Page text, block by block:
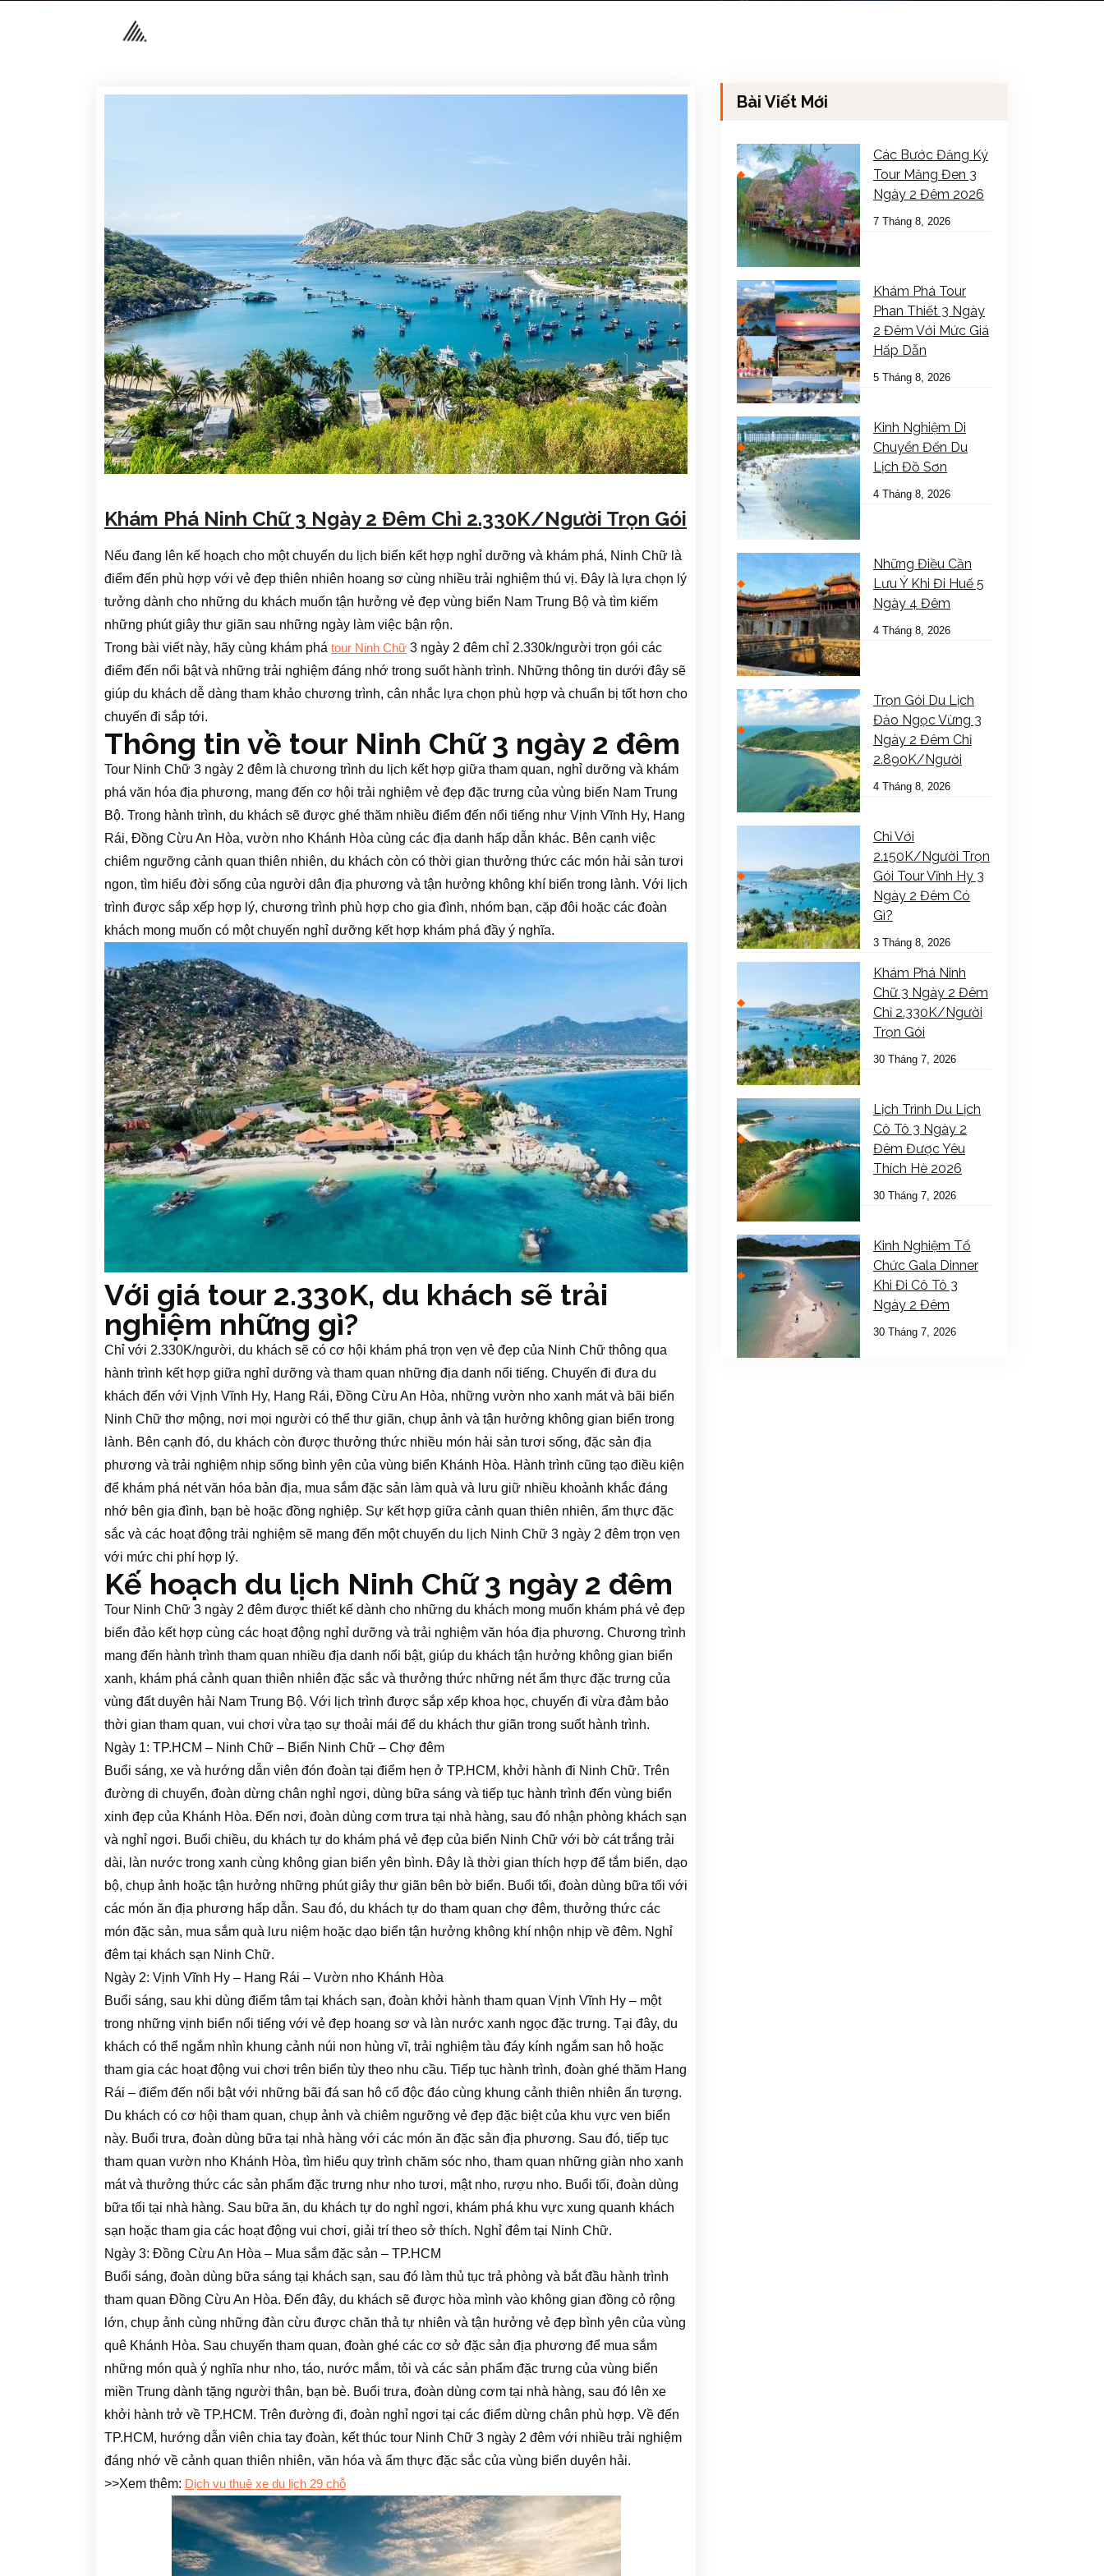
Khám Phá Ninh Chữ 3 Ngày 2 Đêm Chỉ 2.330K/Người Trọn Gói
Nếu đang lên kế hoạch cho một chuyến du lịch biển kết hợp nghỉ dưỡng và khám phá, Ninh Chữ là
điểm đến phù hợp với vẻ đẹp thiên nhiên hoang sơ cùng nhiều trải nghiệm thú vị. Đây là lựa chọn lý
tưởng dành cho những du khách muốn tận hưởng vẻ đẹp vùng biển Nam Trung Bộ và tìm kiếm
những phút giây thư giãn sau những ngày làm việc bận rộn.
Trong bài viết này, hãy cùng khám phá tour Ninh Chữ 3 ngày 2 đêm chỉ 2.330k/người trọn gói các
điểm đến nổi bật và những trải nghiệm đáng nhớ trong suốt hành trình. Những thông tin dưới đây sẽ
giúp du khách dễ dàng tham khảo chương trình, cân nhắc lựa chọn phù hợp và chuẩn bị tốt hơn cho
chuyến đi sắp tới.
Thông tin về tour Ninh Chữ 3 ngày 2 đêm
Tour Ninh Chữ 3 ngày 2 đêm là chương trình du lịch kết hợp giữa tham quan, nghỉ dưỡng và khám
phá văn hóa địa phương, mang đến cơ hội trải nghiệm vẻ đẹp đặc trưng của vùng biển Nam Trung
Bộ. Trong hành trình, du khách sẽ được ghé thăm nhiều điểm đến nổi tiếng như Vịnh Vĩnh Hy, Hang
Rái, Đồng Cừu An Hòa, vườn nho Khánh Hòa cùng các địa danh hấp dẫn khác. Bên cạnh việc
chiêm ngưỡng cảnh quan thiên nhiên, du khách còn có thời gian thưởng thức các món hải sản tươi
ngon, tìm hiểu đời sống của người dân địa phương và tận hưởng không khí biển trong lành. Với lịch
trình được sắp xếp hợp lý, chương trình phù hợp cho gia đình, nhóm bạn, cặp đôi hoặc các đoàn
khách mong muốn có một chuyến nghỉ dưỡng kết hợp khám phá đầy ý nghĩa.
Với giá tour 2.330K, du khách sẽ trải
nghiệm những gì?
Chỉ với 2.330K/người, du khách sẽ có cơ hội khám phá trọn vẹn vẻ đẹp của Ninh Chữ thông qua
hành trình kết hợp giữa nghỉ dưỡng và tham quan những địa danh nổi tiếng. Chuyến đi đưa du
khách đến với Vịnh Vĩnh Hy, Hang Rái, Đồng Cừu An Hòa, những vườn nho xanh mát và bãi biển
Ninh Chữ thơ mộng, nơi mọi người có thể thư giãn, chụp ảnh và tận hưởng không gian biển trong
lành. Bên cạnh đó, du khách còn được thưởng thức nhiều món hải sản tươi sống, đặc sản địa
phương và trải nghiệm nhịp sống bình yên của vùng biển Khánh Hòa. Hành trình cũng tạo điều kiện
để khám phá nét văn hóa bản địa, mua sắm đặc sản làm quà và lưu giữ nhiều khoảnh khắc đáng
nhớ bên gia đình, bạn bè hoặc đồng nghiệp. Sự kết hợp giữa cảnh quan thiên nhiên, ẩm thực đặc
sắc và các hoạt động trải nghiệm sẽ mang đến một chuyến du lịch Ninh Chữ 3 ngày 2 đêm trọn vẹn
với mức chi phí hợp lý.
Kế hoạch du lịch Ninh Chữ 3 ngày 2 đêm
Tour Ninh Chữ 3 ngày 2 đêm được thiết kế dành cho những du khách mong muốn khám phá vẻ đẹp
biển đảo kết hợp cùng các hoạt động nghỉ dưỡng và trải nghiệm văn hóa địa phương. Chương trình
mang đến hành trình tham quan nhiều địa danh nổi bật, giúp du khách tận hưởng không gian biển
xanh, khám phá cảnh quan thiên nhiên đặc sắc và thưởng thức những nét ẩm thực đặc trưng của
vùng đất duyên hải Nam Trung Bộ. Với lịch trình được sắp xếp khoa học, chuyến đi vừa đảm bảo
thời gian tham quan, vui chơi vừa tạo sự thoải mái để du khách thư giãn trong suốt hành trình.
Ngày 1: TP.HCM – Ninh Chữ – Biển Ninh Chữ – Chợ đêm
Buổi sáng, xe và hướng dẫn viên đón đoàn tại điểm hẹn ở TP.HCM, khởi hành đi Ninh Chữ. Trên
đường di chuyển, đoàn dừng chân nghỉ ngơi, dùng bữa sáng và tiếp tục hành trình đến vùng biển
xinh đẹp của Khánh Hòa. Đến nơi, đoàn dùng cơm trưa tại nhà hàng, sau đó nhận phòng khách sạn
và nghỉ ngơi. Buổi chiều, du khách tự do khám phá vẻ đẹp của biển Ninh Chữ với bờ cát trắng trải
dài, làn nước trong xanh cùng không gian biển yên bình. Đây là thời gian thích hợp để tắm biển, dạo
bộ, chụp ảnh hoặc tận hưởng những phút giây thư giãn bên bờ biển. Buổi tối, đoàn dùng bữa tối với
các món ăn địa phương hấp dẫn. Sau đó, du khách tự do tham quan chợ đêm, thưởng thức các
món đặc sản, mua sắm quà lưu niệm hoặc dạo biển tận hưởng không khí nhộn nhịp về đêm. Nghỉ
đêm tại khách sạn Ninh Chữ.
Ngày 2: Vịnh Vĩnh Hy – Hang Rái – Vườn nho Khánh Hòa
Buổi sáng, sau khi dùng điểm tâm tại khách sạn, đoàn khởi hành tham quan Vịnh Vĩnh Hy – một
trong những vịnh biển nổi tiếng với vẻ đẹp hoang sơ và làn nước xanh ngọc đặc trưng. Tại đây, du
khách có thể ngắm nhìn khung cảnh núi non hùng vĩ, trải nghiệm tàu đáy kính ngắm san hô hoặc
tham gia các hoạt động vui chơi trên biển tùy theo nhu cầu. Tiếp tục hành trình, đoàn ghé thăm Hang
Rái – điểm đến nổi bật với những bãi đá san hô cổ độc đáo cùng khung cảnh thiên nhiên ấn tượng.
Du khách có cơ hội tham quan, chụp ảnh và chiêm ngưỡng vẻ đẹp đặc biệt của khu vực ven biển
này. Buổi trưa, đoàn dùng bữa tại nhà hàng với các món ăn đặc sản địa phương. Sau đó, tiếp tục
tham quan vườn nho Khánh Hòa, tìm hiểu quy trình chăm sóc nho, tham quan những giàn nho xanh
mát và thưởng thức các sản phẩm đặc trưng như nho tươi, mật nho, rượu nho. Buổi tối, đoàn dùng
bữa tối tại nhà hàng. Sau bữa ăn, du khách tự do nghỉ ngơi, khám phá khu vực xung quanh khách
sạn hoặc tham gia các hoạt động vui chơi, giải trí theo sở thích. Nghỉ đêm tại Ninh Chữ.
Ngày 3: Đồng Cừu An Hòa – Mua sắm đặc sản – TP.HCM
Buổi sáng, đoàn dùng bữa sáng tại khách sạn, sau đó làm thủ tục trả phòng và bắt đầu hành trình
tham quan Đồng Cừu An Hòa. Đến đây, du khách sẽ được hòa mình vào không gian đồng cỏ rộng
lớn, chụp ảnh cùng những đàn cừu được chăn thả tự nhiên và tận hưởng vẻ đẹp bình yên của vùng
quê Khánh Hòa. Sau chuyến tham quan, đoàn ghé các cơ sở đặc sản địa phương để mua sắm
những món quà ý nghĩa như nho, táo, nước mắm, tỏi và các sản phẩm đặc trưng của vùng biển
miền Trung dành tặng người thân, bạn bè. Buổi trưa, đoàn dùng cơm tại nhà hàng, sau đó lên xe
khởi hành trở về TP.HCM. Trên đường đi, đoàn nghỉ ngơi tại các điểm dừng chân phù hợp. Về đến
TP.HCM, hướng dẫn viên chia tay đoàn, kết thúc tour Ninh Chữ 3 ngày 2 đêm với nhiều trải nghiệm
đáng nhớ về cảnh quan thiên nhiên, văn hóa và ẩm thực đặc sắc của vùng biển duyên hải.
>>Xem thêm: Dịch vụ thuê xe du lịch 29 chỗ
Bài Viết Mới
Các Bước Đăng Ký
Tour Măng Đen 3
Ngày 2 Đêm 2026
7 Tháng 8, 2026
Khám Phá Tour
Phan Thiết 3 Ngày
2 Đêm Với Mức Giá
Hấp Dẫn
5 Tháng 8, 2026
Kinh Nghiệm Di
Chuyển Đến Du
Lịch Đồ Sơn
4 Tháng 8, 2026
Những Điều Cần
Lưu Ý Khi Đi Huế 5
Ngày 4 Đêm
4 Tháng 8, 2026
Trọn Gói Du Lịch
Đảo Ngọc Vừng 3
Ngày 2 Đêm Chỉ
2.890K/Người
4 Tháng 8, 2026
Chỉ Với
2.150K/Người Trọn
Gói Tour Vĩnh Hy 3
Ngày 2 Đêm Có
Gì?
3 Tháng 8, 2026
Khám Phá Ninh
Chữ 3 Ngày 2 Đêm
Chỉ 2.330K/Người
Trọn Gói
30 Tháng 7, 2026
Lịch Trình Du Lịch
Cô Tô 3 Ngày 2
Đêm Được Yêu
Thích Hè 2026
30 Tháng 7, 2026
Kinh Nghiệm Tổ
Chức Gala Dinner
Khi Đi Cô Tô 3
Ngày 2 Đêm
30 Tháng 7, 2026